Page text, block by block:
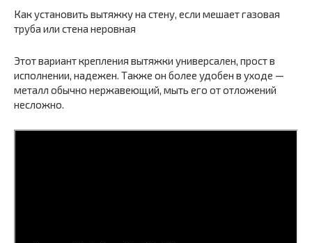
Как установить вытяжку на стену, если мешает газовая
труба или стена неровная
Этот вариант крепления вытяжки универсален, прост в
исполнении, надежен. Также он более удобен в уходе —
металл обычно нержавеющий, мыть его от отложений
несложно.